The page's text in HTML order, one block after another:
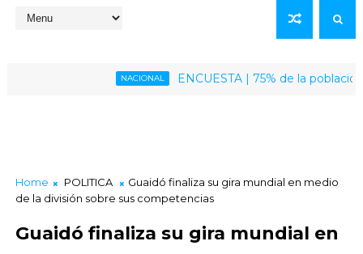
NACIONAL ENCUESTA | 75% de la población
Home POLITICA
Guaidó finaliza su gira mundial en medio
de la división sobre sus competencias
Guaidó finaliza su gira mundial en